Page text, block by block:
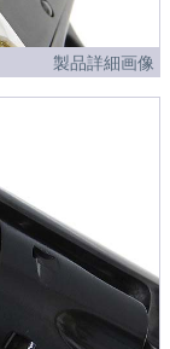
製品詳細画像